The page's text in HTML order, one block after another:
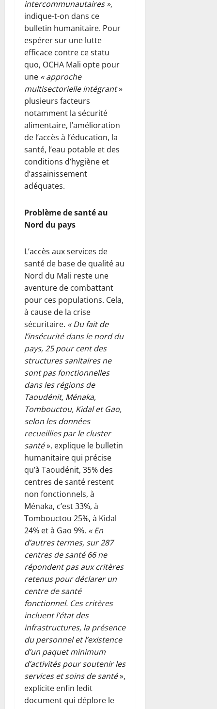
intercommunautaires »,
indique-t-on dans ce
bulletin humanitaire. Pour
espérer sur une lutte
efficace contre ce statu
quo, OCHA Mali opte pour
une « approche
multisectorielle intégrant»
plusieurs facteurs
notamment la sécurité
alimentaire, l’amélioration
de l’accès à l’éducation, la
santé, l’eau potable et des
conditions d’hygiène et
d’assainissement
adéquates.
Problème de santé au
Nord du pays
L’accès aux services de
santé de base de qualité au
Nord du Mali reste une
aventure de combattant
pour ces populations. Cela,
à cause de la crise
sécuritaire. « Du fait de
l’insécurité dans le nord du
pays, 25 pour cent des
structures sanitaires ne
sont pas fonctionnelles
dans les régions de
Taoudénit, Ménaka,
Tombouctou, Kidal et Gao,
selon les données
recueillies par le cluster
santé», explique le bulletin
humanitaire qui précise
qu’à Taoudénit, 35% des
centres de santé restent
non fonctionnels, à
Ménaka, c’est 33%, à
Tombouctou 25%, à Kidal
24% et à Gao 9%. « En
d’autres termes, sur 287
centres de santé 66 ne
répondent pas aux critères
retenus pour déclarer un
centre de santé
fonctionnel. Ces critères
incluent l’état des
infrastructures, la présence
du personnel et l’existence
d’un paquet minimum
d’activités pour soutenir les
services et soins de santé»,
explicite enfin ledit
document qui déplore le